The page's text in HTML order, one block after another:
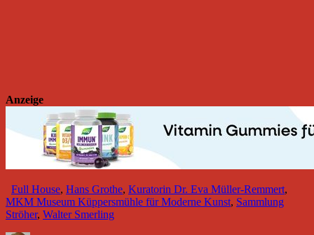
Anzeige
Full House, Hans Grothe, Kuratorin Dr. Eva Müller-Remmert,
MKM Museum Küppersmühle für Moderne Kunst, Sammlung
Ströher, Walter Smerling